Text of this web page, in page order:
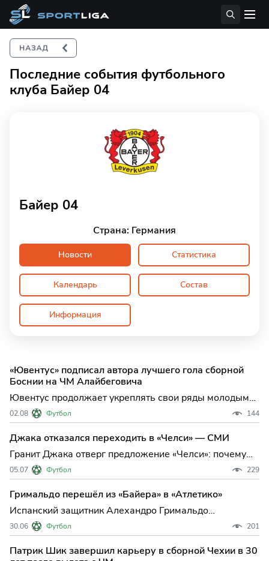
Последние события футбольного
клуба Байер 04
Байер 04
Страна: Германия
Новости Статистика
Календарь Состав
Информация
«Ювентус» подписал автора лучшего гола сборной
Боснии на ЧМ Алайбеговича
Ювентус продолжает укреплять свои ряды молодыми
талантами: туринский клуб подписал долгосрочный
контракт с одним из самых перспективных
полузащитников Боснии и Герцеговины — Керимом
Алайбеговичем. 18-летний игрок, уже успевший
проявить себя на междун
02.08 Футбол 144
Джака отказался переходить в «Челси» — СМИ
Гранит Джака отверг предложение «Челси»: почему
опытный швейцарец выбрал остаться в
«Сандерленде» Один из самых узнаваемых
полузащитников Европы, Гранит Джака, принял
принципиальное решение, которое может повлиять на
трансферные планы сразу нескол
05.07 Футбол 229
Гримальдо перешёл из «Байера» в «Атлетико»
Испанский защитник Алехандро Гримальдо
официально стал игроком мадридского "Атлетико",
завершив переход из леверкузенского "Байера" и
подписав долгосрочный контракт с одним из грандов
Ла Лиги. Сделка, сумма которой составила 22
30.06 Футбол 201
Патрик Шик завершил карьеру в сборной Чехии в 30